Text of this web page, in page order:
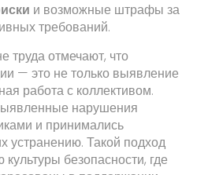
и возможные штрафы за
требований.
труда отмечают, что
— это не только выявление
работа с коллективом.
нарушения
и принимались
устранению. Такой подход
безопасности, где